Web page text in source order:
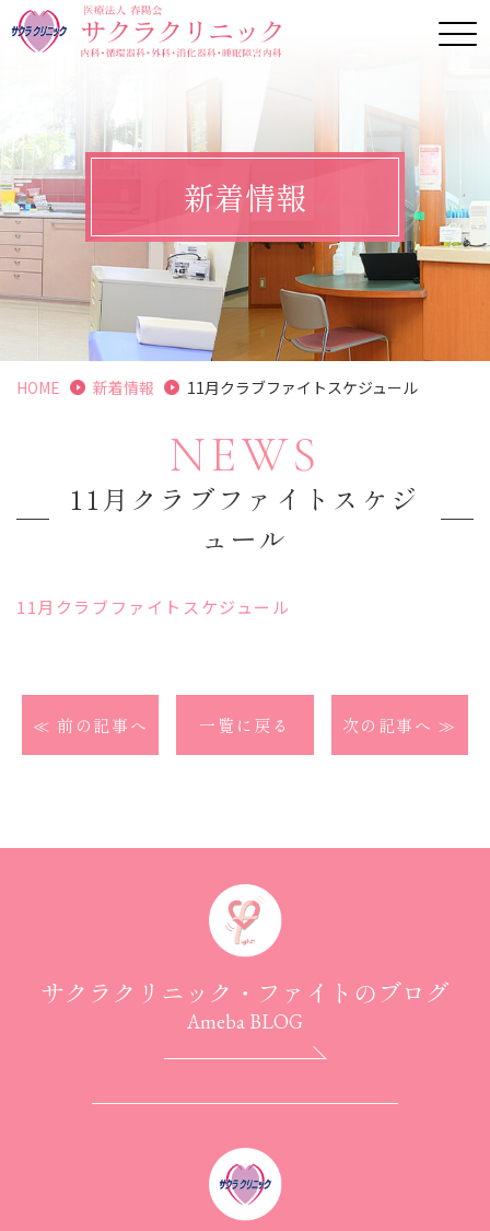
新着情報
HOME 新着情報 11月クラブファイトスケジュール
NEWS
11月クラブファイトスケジ
ュール
11月クラブファイトスケジュール
≪ 前の記事へ 一覧に戻る 次の記事へ ≫
サクラクリニック・ファイトのブログ
Ameba BLOG